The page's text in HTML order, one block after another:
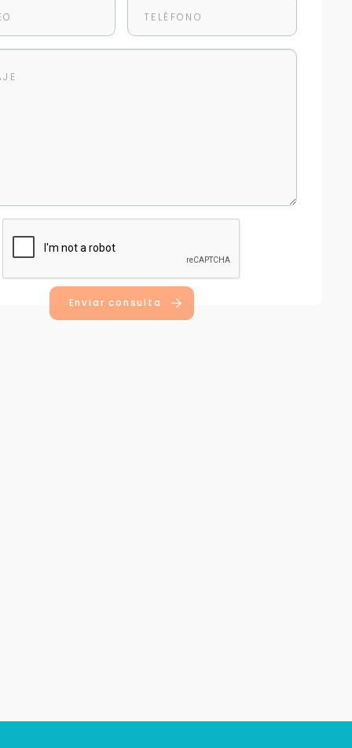
Enviar consulta